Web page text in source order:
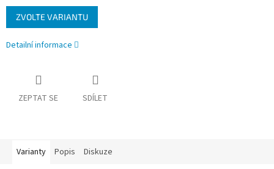
Měrná
cena:
ZVOLTE VARIANTU
Detailní informace
ZEPTAT SE SDÍLET
Varianty Popis Diskuze